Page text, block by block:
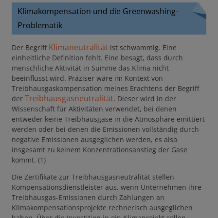
Klimakompensation und die Greenwashing-
Problematik
Der Begriff Klimaneutralität ist schwammig. Eine
einheitliche Definition fehlt. Eine besagt, dass durch
menschliche Aktivität in Summe das Klima nicht
beeinflusst wird. Präziser wäre im Kontext von
Treibhausgaskompensation meines Erachtens der Begriff
der Treibhausgasneutralität. Dieser wird in der
Wissenschaft für Aktivitäten verwendet, bei denen
entweder keine Treibhausgase in die Atmosphäre emittiert
werden oder bei denen die Emissionen vollständig durch
negative Emissionen ausgeglichen werden, es also
insgesamt zu keinem Konzentrationsanstieg der Gase
kommt. (1)
Die Zertifikate zur Treibhausgasneutralität stellen
Kompensationsdienstleister aus, wenn Unternehmen ihre
Treibhausgas-Emissionen durch Zahlungen an
Klimakompensationsprojekte rechnerisch ausgeglichen